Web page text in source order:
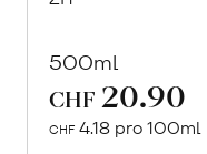
500ml
CHF 20.90
CHF 4.18 pro 100ml